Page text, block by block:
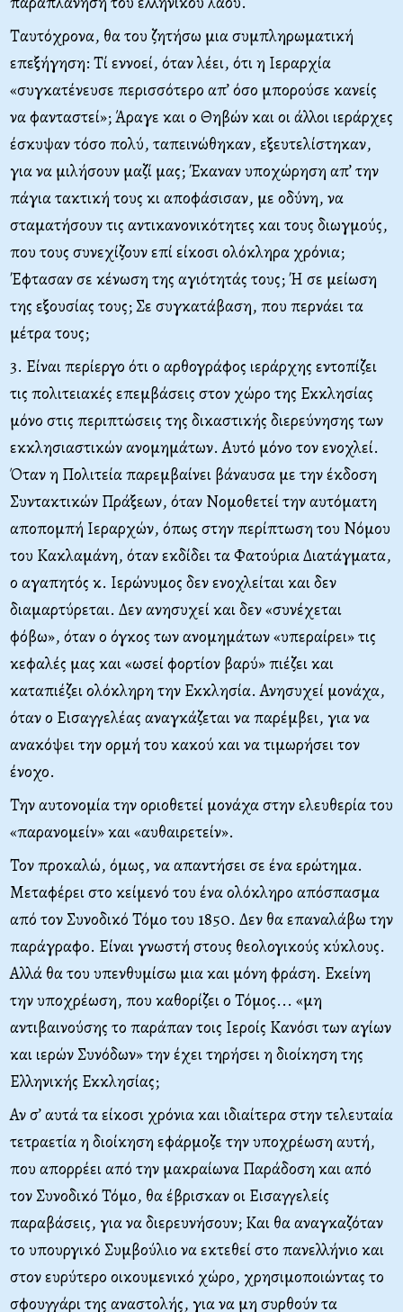
Ταυτόχρονα, θα του ζητήσω μια συμπληρωματική
επεξήγηση: Τί εννοεί, όταν λέει, ότι η Ιεραρχία
«συγκατένευσε περισσότερο απ’ όσο μπορούσε κανείς
να φανταστεί»; Άραγε και ο Θηβών και οι άλλοι ιεράρχες
έσκυψαν τόσο πολύ, ταπεινώθηκαν, εξευτελίστηκαν,
για να μιλήσουν μαζί μας; Έκαναν υποχώρηση απ’ την
πάγια τακτική τους κι αποφάσισαν, με οδύνη, να
σταματήσουν τις αντικανονικότητες και τους διωγμούς,
που τους συνεχίζουν επί είκοσι ολόκληρα χρόνια;
Έφτασαν σε κένωση της αγιότητάς τους; Ή σε μείωση
της εξουσίας τους; Σε συγκατάβαση, που περνάει τα
μέτρα τους;
3. Είναι περίεργο ότι ο αρθογράφος ιεράρχης εντοπίζει
τις πολιτειακές επεμβάσεις στον χώρο της Εκκλησίας
μόνο στις περιπτώσεις της δικαστικής διερεύνησης των
εκκλησιαστικών ανομημάτων. Αυτό μόνο τον ενοχλεί.
Όταν η Πολιτεία παρεμβαίνει βάναυσα με την έκδοση
Συντακτικών Πράξεων, όταν Νομοθετεί την αυτόματη
αποπομπή Ιεραρχών, όπως στην περίπτωση του Νόμου
του Κακλαμάνη, όταν εκδίδει τα Φατούρια Διατάγματα,
ο αγαπητός κ. Ιερώνυμος δεν ενοχλείται και δεν
διαμαρτύρεται. Δεν ανησυχεί και δεν «συνέχεται
φόβω», όταν ο όγκος των ανομημάτων «υπεραίρει» τις
κεφαλές μας και «ωσεί φορτίον βαρύ» πιέζει και
καταπιέζει ολόκληρη την Εκκλησία. Ανησυχεί μονάχα,
όταν ο Εισαγγελέας αναγκάζεται να παρέμβει, για να
ανακόψει την ορμή του κακού και να τιμωρήσει τον
ένοχο.
Την αυτονομία την οριοθετεί μονάχα στην ελευθερία του
«παρανομείν» και «αυθαιρετείν».
Τον προκαλώ, όμως, να απαντήσει σε ένα ερώτημα.
Μεταφέρει στο κείμενό του ένα ολόκληρο απόσπασμα
από τον Συνοδικό Τόμο του 1850. Δεν θα επαναλάβω την
παράγραφο. Είναι γνωστή στους θεολογικούς κύκλους.
Αλλά θα του υπενθυμίσω μια και μόνη φράση. Εκείνη
την υποχρέωση, που καθορίζει ο Τόμος... «μη
αντιβαινούσης το παράπαν τοις Ιεροίς Κανόσι των αγίων
και ιερών Συνόδων» την έχει τηρήσει η διοίκηση της
Ελληνικής Εκκλησίας;
Αν σ’ αυτά τα είκοσι χρόνια και ιδιαίτερα στην τελευταία
τετραετία η διοίκηση εφάρμοζε την υποχρέωση αυτή,
που απορρέει από την μακραίωνα Παράδοση και από
τον Συνοδικό Τόμο, θα έβρισκαν οι Εισαγγελείς
παραβάσεις, για να διερευνήσουν; Και θα αναγκαζόταν
το υπουργικό Συμβούλιο να εκτεθεί στο πανελλήνιο και
στον ευρύτερο οικουμενικό χώρο, χρησιμοποιώντας το
σφουγγάρι της αναστολής, για να μη συρθούν τα